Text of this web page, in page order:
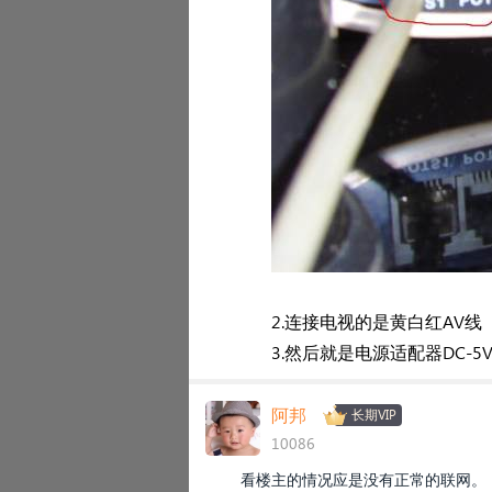
2.连接电视的是黄白红AV线
3.然后就是电源适配器DC-
阿邦 长期VIP
10086
看楼主的情况应是没有正常的联网。